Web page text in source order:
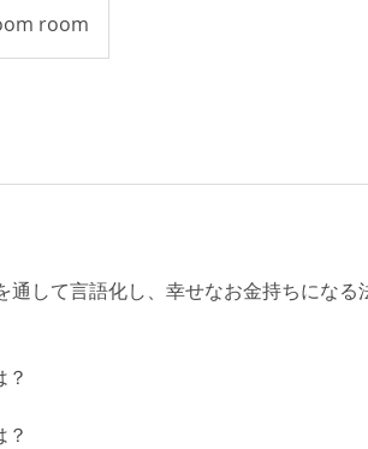
room
通して言語化し、幸せなお金持ちになる